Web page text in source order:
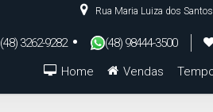
Rua Maria Luiza dos Santos
(48) 3262-9282 (48) 98444-3500
Vendas
Home